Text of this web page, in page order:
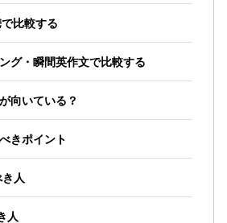
比較する
グ・瞬間英作文で比較する
向いている？
きポイント
人
人